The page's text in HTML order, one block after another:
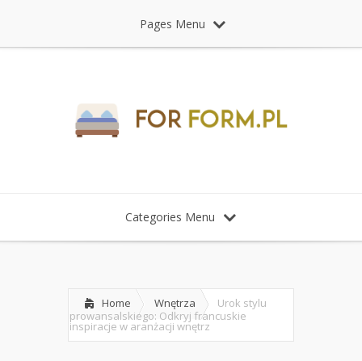
Pages Menu
Categories Menu
Home Wnętrza
Urok stylu
prowansalskiego: Odkryj francuskie
inspiracje w aranżacji wnętrz